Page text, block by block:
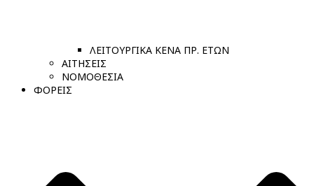
ΛΕΙΤΟΥΡΓΙΚΑ ΚΕΝΑ ΠΡ. ΕΤΩΝ
ΑΙΤΗΣΕΙΣ
ΝΟΜΟΘΕΣΙΑ
ΦΟΡΕΙΣ